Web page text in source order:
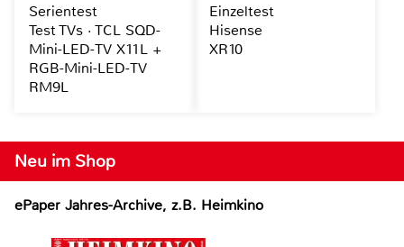
Neu im Shop
ePaper Jahres-Archive, z.B. Heimkino
Serientest
Test TVs · TCL SQD-
Mini-LED-TV X11L +
RGB-Mini-LED-TV
RM9L
Einzeltest
Hisense
XR10